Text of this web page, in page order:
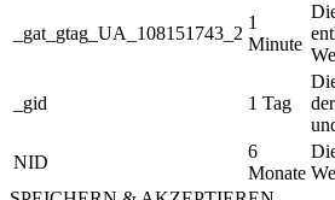
_gat_gtag_UA_108151743_2
1
Minute
_gid 1 Tag
NID
6
Monate